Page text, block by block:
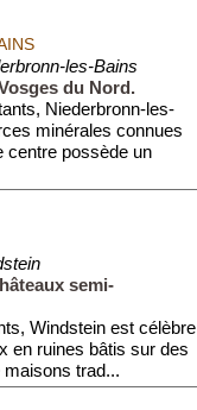
les-Bains
du Nord.
Niederbronn-les-
minérales connues
centre possède un
semi-
Windstein est célèbre
en ruines bâtis sur des
trad...